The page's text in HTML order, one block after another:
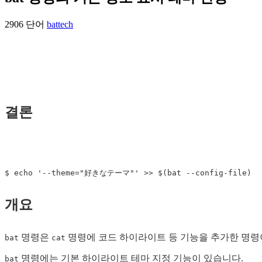
2906 단어 battech
결론
$ echo '--theme="好きなテーマ"' >> $( bat --config-file )
개요
bat 명령은 cat 명령에 코드 하이라이트 등 기능을 추가한 명령
bat 명령에는 기본 하이라이트 테마 지정 기능이 있습니다.